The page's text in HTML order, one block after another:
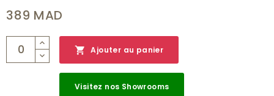
389 MAD
 Ajouter au panier
Visitez nos Showrooms